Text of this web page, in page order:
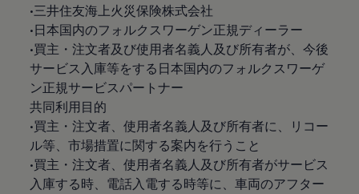
•三井住友海上火災保険株式会社
•日本国内のフォルクスワーゲン正規ディーラー
•買主・注文者及び使用者名義人及び所有者が、今後
サービス入庫等をする日本国内のフォルクスワーゲ
ン正規サービスパートナー
共同利用目的
•買主・注文者、使用者名義人及び所有者に、リコー
ル等、市場措置に関する案内を行うこと
•買主・注文者、使用者名義人及び所有者がサービス
入庫する時、電話入電する時等に、車両のアフター